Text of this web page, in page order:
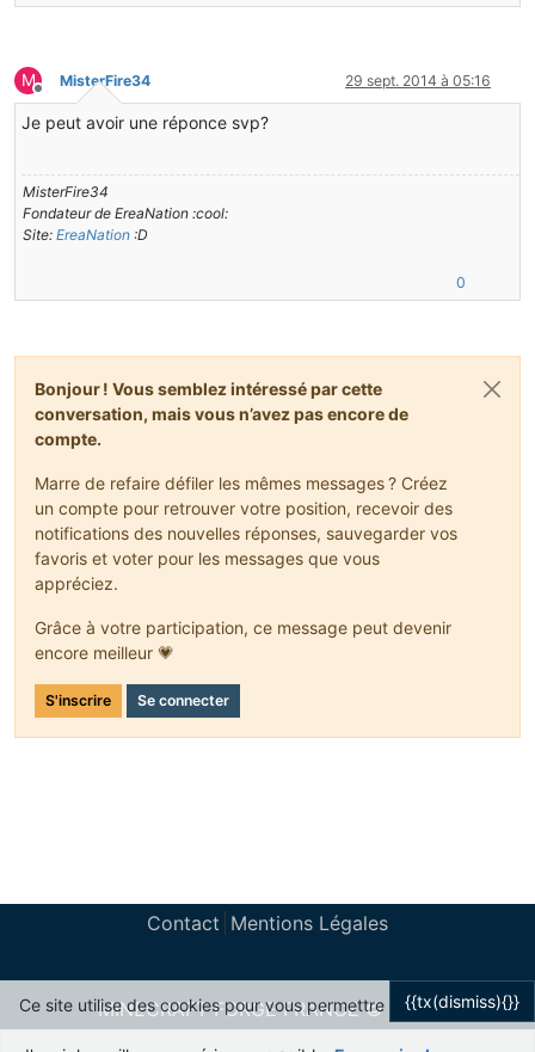
M
Hors-ligne
MisterFire34 29 sept. 2014 à 05:16
Je peut avoir une réponce svp?
MisterFire34
Fondateur de EreaNation :cool:
Site: EreaNation :D
0
Bonjour ! Vous semblez intéressé par cette
conversation, mais vous n’avez pas encore de
compte.
Marre de refaire défiler les mêmes messages ? Créez
un compte pour retrouver votre position, recevoir des
notifications des nouvelles réponses, sauvegarder vos
favoris et voter pour les messages que vous
appréciez.
Grâce à votre participation, ce message peut devenir
encore meilleur 💗
S'inscrire Se connecter
Contact Mentions Légales
MINECRAFT FORGE FRANCE © 2024{{tx(dismiss){}}
Ce site utilise des cookies pour vous permettre